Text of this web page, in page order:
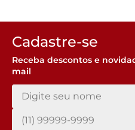
Cadastre-se
Receba descontos e
mail